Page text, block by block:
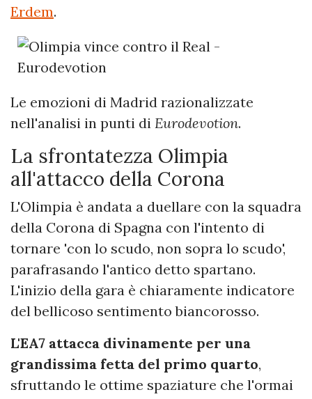
Erdem.
Le emozioni di Madrid razionalizzate
nell'analisi in punti di Eurodevotion.
La sfrontatezza Olimpia
all'attacco della Corona
L'Olimpia è andata a duellare con la squadra
della Corona di Spagna con l'intento di
tornare 'con lo scudo, non sopra lo scudo',
parafrasando l'antico detto spartano.
L'inizio della gara è chiaramente indicatore
del bellicoso sentimento biancorosso.
L'EA7 attacca divinamente per una
grandissima fetta del primo quarto,
sfruttando le ottime spaziature che l'ormai